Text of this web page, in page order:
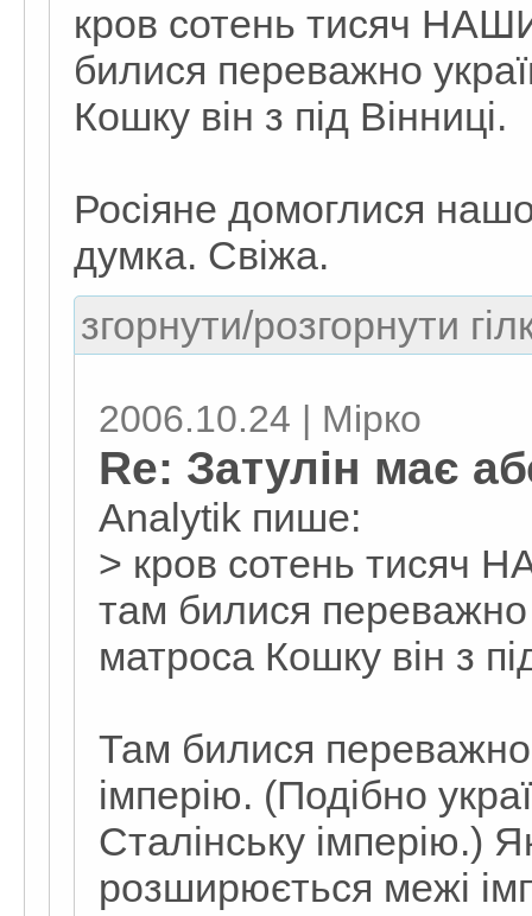
кров сотень тисяч
билися переважно
Кошку він з під Вінниці.
Росіяне домоглися
думка. Свіжа.
згорнути/розгорнути
2006.10.24 | Мірко
Re: Затулін має
Analytik пише:
> кров сотень тисяч
там билися переважно
матроса Кошку він з
Там билися переважно
імперію. (Подібно
Сталінську імперію.)
розширюється межі